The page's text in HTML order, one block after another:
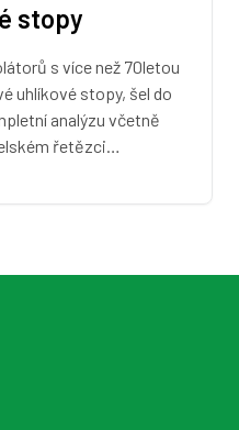
stopy
s více než 70letou
uhlíkové stopy, šel do
analýzu včetně
řetězci…